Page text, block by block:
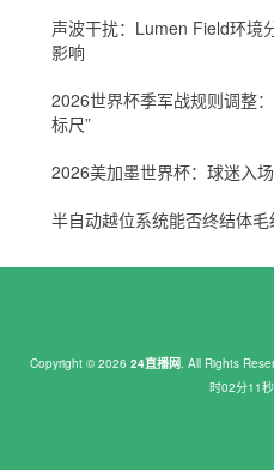
声波干扰：Lumen Field环境
影响
2026世界杯季军战规则调整
标尺”
2026美加墨世界杯：球迷入
半自动越位系统能否终结体
Copyright © 2026 24直播网. All Rights
时02分11秒